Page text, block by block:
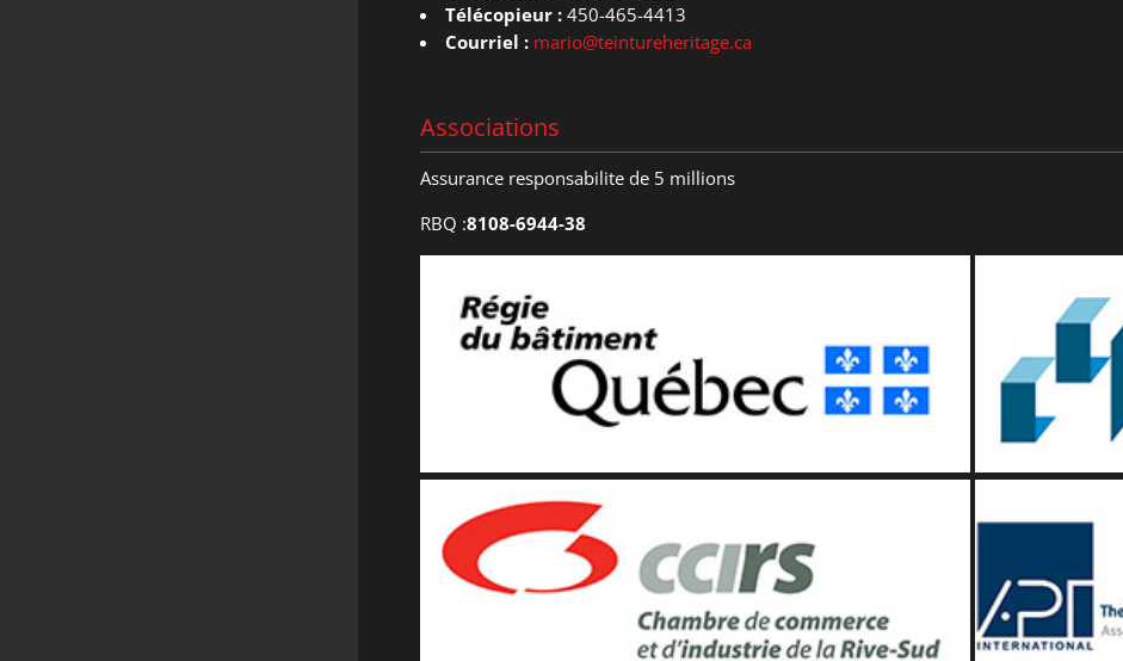
Télécopieur : 450-465-4413
Courriel : mario@teintureheritage.ca
Associations
Assurance responsabilite de 5 millions
RBQ :8108-6944-38